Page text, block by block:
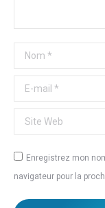
Nom *
E-mail *
Site Web
Enregistrez mon
navigateur pour la